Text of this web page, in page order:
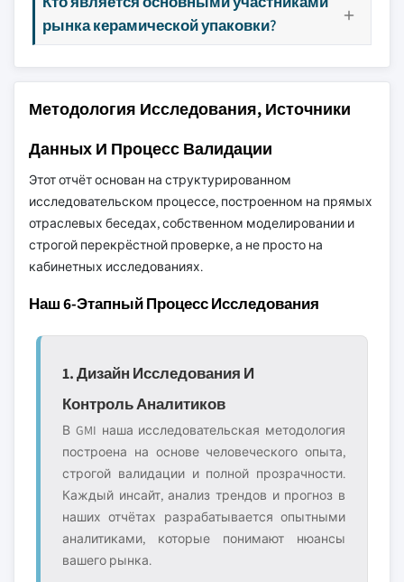
рынка керамической упаковки?
Методология Исследования, Источники
Данных И Процесс Валидации
Этот отчёт основан на структурированном
исследовательском процессе, построенном на прямых
отраслевых беседах, собственном моделировании и
строгой перекрёстной проверке, а не просто на
кабинетных исследованиях.
Наш 6-Этапный Процесс Исследования
1. Дизайн Исследования И
Контроль Аналитиков
В GMI наша исследовательская методология
построена на основе человеческого опыта,
строгой валидации и полной прозрачности.
Каждый инсайт, анализ трендов и прогноз в
наших отчётах разрабатывается опытными
аналитиками, которые понимают нюансы
вашего рынка.